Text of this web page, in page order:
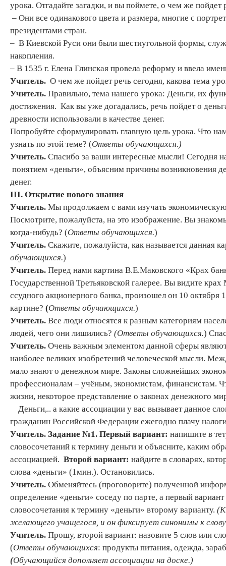
урока. Отгадайте загадки, и вы поймете, о чем же пойдет
– Они все одинакового цвета и размера, многие с
президентами стран.
– В Киевской Руси они были шестиугольной формы,
накопления.
– В 1535 г. Елена Глинская провела реформу и ввела
Учитель. О чем же пойдет речь сегодня, какова тема
Учитель. Правильно, тема нашего урока: Деньги, их
достижения. Как вы уже догадались, речь пойдет о
древности использовали в качестве денег.
Попробуйте сформулировать главную цель урока. Что
узнать по этой теме? (Ответы обучающихся.)
Учитель. Спасибо за ваши интересные мысли! Сегодня
понятием «деньги», объясним причины возникновения
денег.
III. Открытие нового знания
Учитель. Мы продолжаем с вами изучать
Посмотрите, пожалуйста, на это изображение. Вы
когда-нибудь? (Ответы обучающихся.)
Учитель. Скажите, пожалуйста, как называется данная
обучающихся.)
Учитель. Перед нами картина В.Е.Маковского «Крах
Государственной Третьяковской галерее. Вы видите
ссудного акционерного банка, произошел он 10 октября
картине? (Ответы обучающихся.)
Учитель. Все люди относятся к разным категориям
людей, чего они лишились? (Ответы обучающихся.)
Учитель. Очень важным элементом данной сферы
наиболее великих изобретений человеческой мысли.
мало знают о денежном мире. Законы сложнейших
профессионалам – учёным, экономистам, финансистам.
жизни, некоторое представление о законах денежного
Деньги,.. а какие ассоциации у вас вызывает данное
гражданин Российской Федерации ежегодно плачу
Учитель. Задание №1. Первый вариант: напишите в
словосочетаний к термину деньги и объясните, каким
ассоциацией. Второй вариант: найдите в словарях,
слова «деньги» (1мин.). Остановились.
Учитель. Обменяйтесь (проговорите) полученной
определение «деньги» соседу по парте, а первый вариант
словосочетания к термину «деньги» второму варианту. (К
желающего учащегося, и он фиксирует синонимы к
Учитель. Прошу, второй вариант: назовите 5 слов или
(Ответы обучающихся: продукты питания, одежда,
(Обучающийся дополняет ассоциации на доске.)